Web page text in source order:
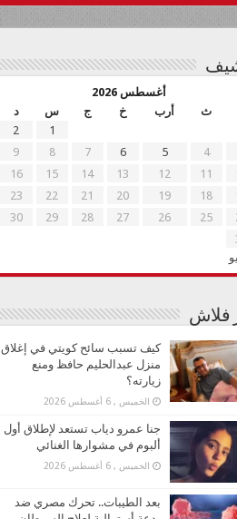
أغسطس 2026
ث أرب خ ج س
د
1
2
4
5
6
7
8
9
11
12
13
14
15
16
18
19
20
21
22
23
25
26
27
28
29
30
فلاش
كيف تسبب سائح كويتي في إغلاق
منزل عبدالحليم حافظ ومنع
زيارته؟
الخميس , 6 أغسطس 2026
جنا عمرو دياب تستعد لإطلاق أول
ألبوم في مشوارها الغنائي
الخميس , 6 أغسطس 2026
بعد الطيبات.. تحرك مصري ضد